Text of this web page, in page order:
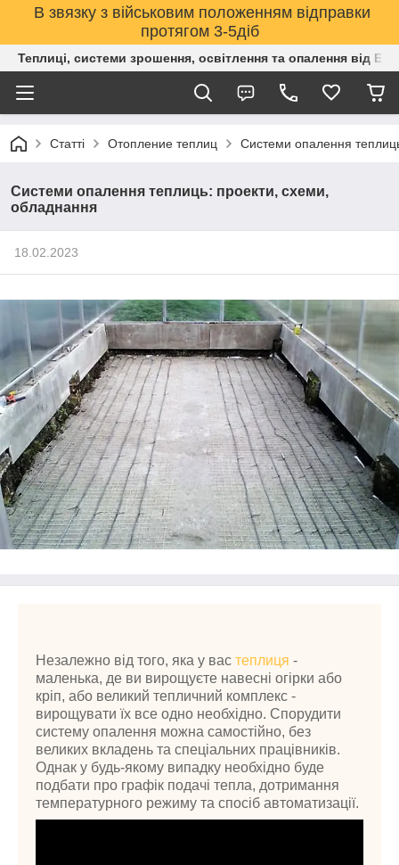
В звязку з військовим положенням відправки
протягом 3-5діб
Теплиці, системи зрошення, освітлення та опалення від
Статті Отопление теплиц Системи опалення
Системи опалення теплиць: проекти, схеми,
обладнання
18.02.2023
Незалежно від того, яка у вас теплиця -
маленька, де ви вирощуєте навесні огірки або
кріп, або великий тепличний комплекс -
вирощувати їх все одно необхідно. Спорудити
систему опалення можна самостійно, без
великих вкладень та спеціальних працівників.
Однак у будь-якому випадку необхідно буде
подбати про графік подачі тепла, дотримання
температурного режиму та спосіб автоматизації.